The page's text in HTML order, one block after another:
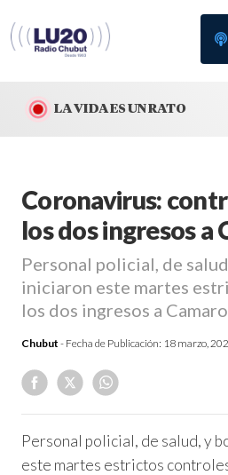
LA VIDA ES UN RATO
Coronavirus:
los dos ingresos a
Personal policial, de
iniciaron este martes
los dos ingresos a
Chubut - Fecha de Publicación: 18 marzo,
Personal policial, de salud, y
este martes estrictos